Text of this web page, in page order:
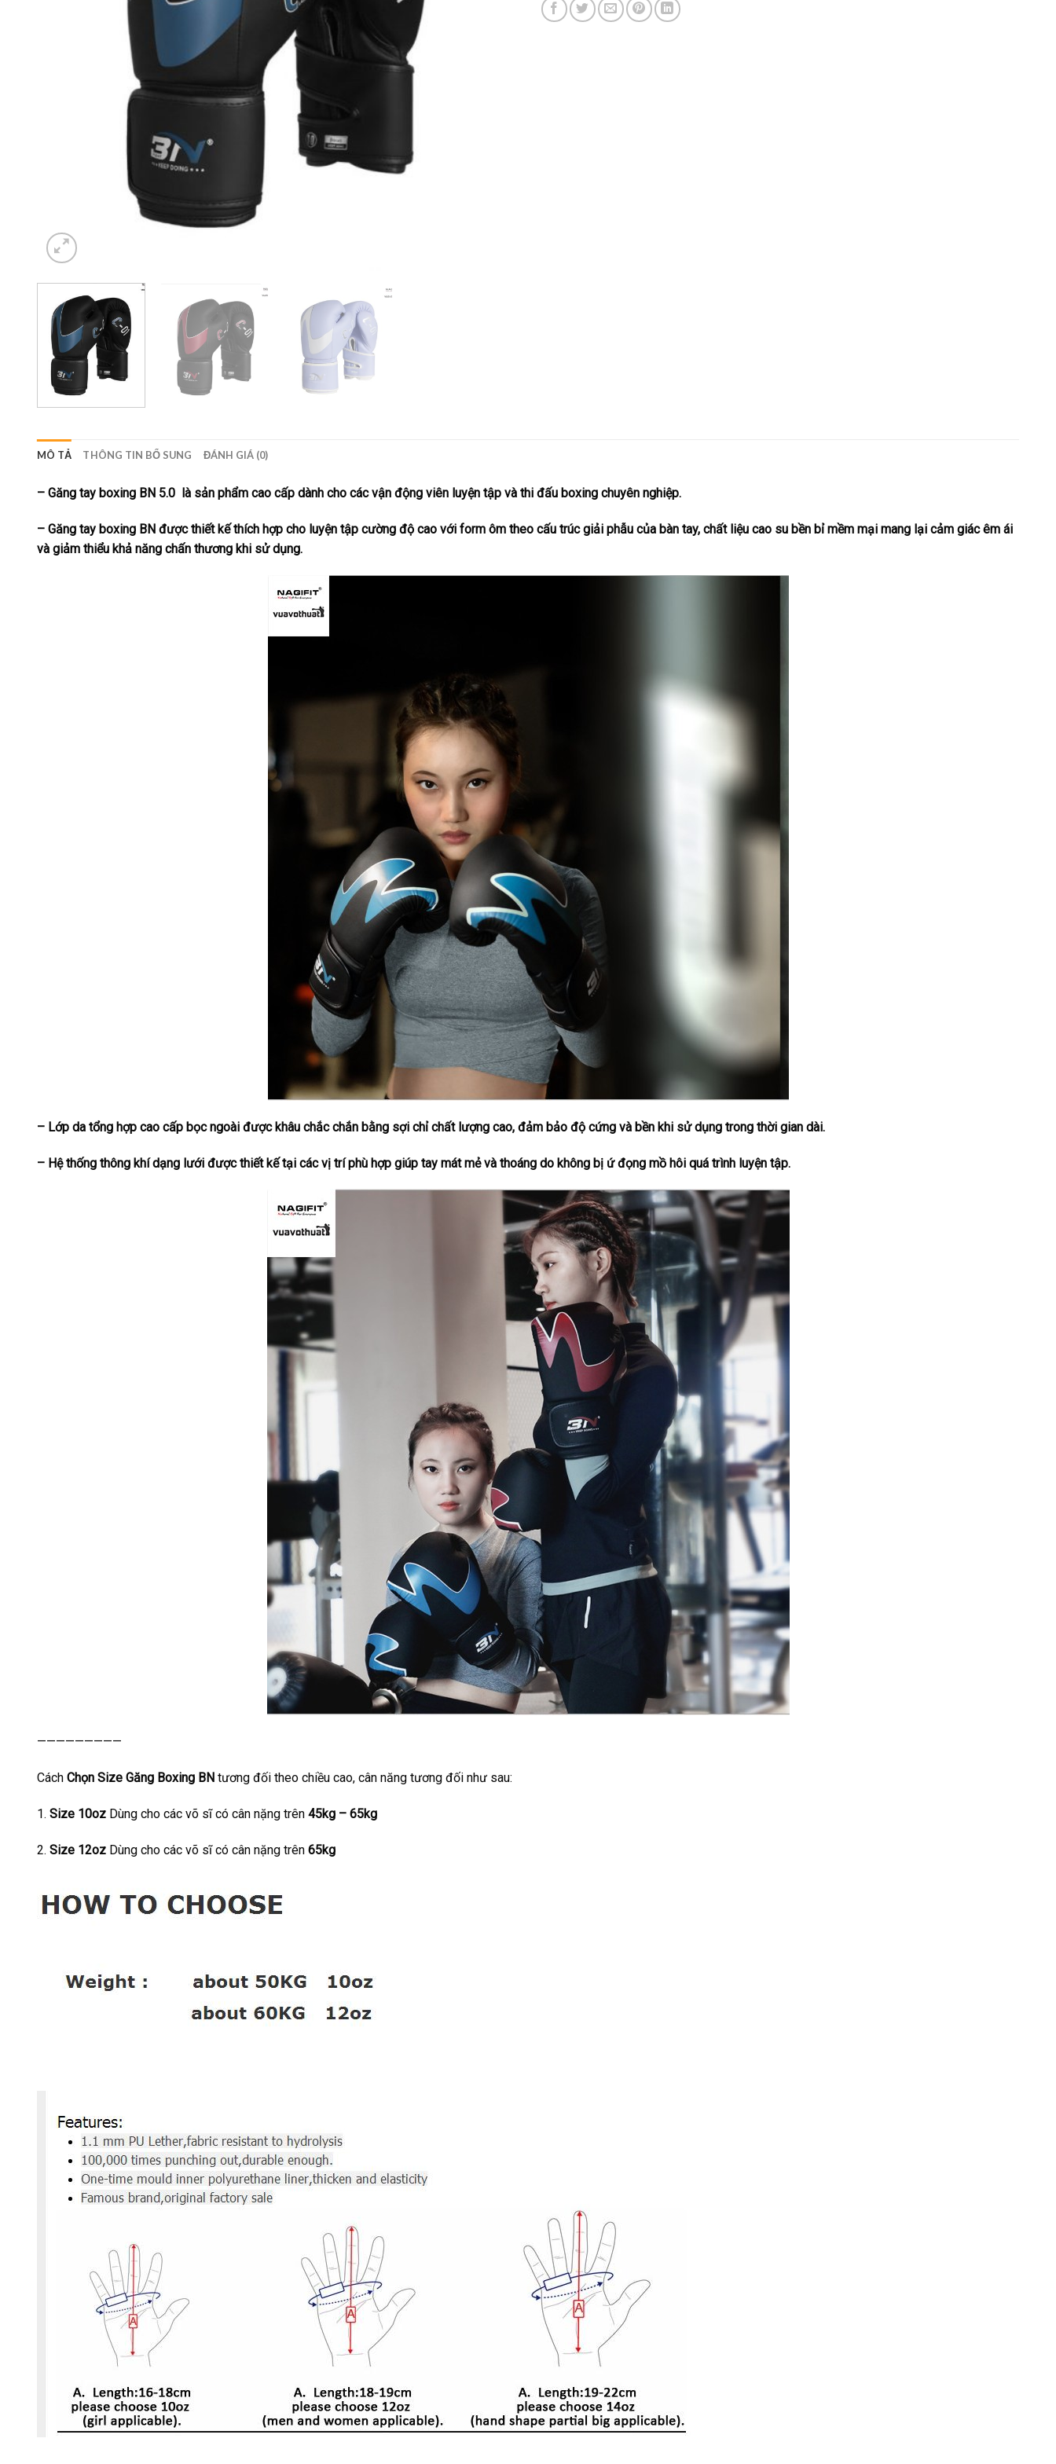
MÔ TẢ THÔNG TIN BỔ SUNG ĐÁNH GIÁ (0)
– Găng tay boxing BN 5.0 là sản phẩm cao cấp dành cho các vận động viên luyện tập và thi đấu boxing chuyên nghiệp.
– Găng tay boxing BN được thiết kế thích hợp cho luyện tập cường độ cao với form ôm theo cấu trúc giải phẫu của bàn tay, chất liệu cao su bền bỉ mềm mại mang lại cảm giác êm ái
và giảm thiểu khả năng chấn thương khi sử dụng.
– Lớp da tổng hợp cao cấp bọc ngoài được khâu chắc chắn bằng sợi chỉ chất lượng cao, đảm bảo độ cứng và bền khi sử dụng trong thời gian dài.
– Hệ thống thông khí dạng lưới được thiết kế tại các vị trí phù hợp giúp tay mát mẻ và thoáng do không bị ứ đọng mồ hôi quá trình luyện tập.
—————————
Cách Chọn Size Găng Boxing BN tương đối theo chiều cao, cân năng tương đối như sau:
1. Size 10oz Dùng cho các võ sĩ có cân nặng trên 45kg – 65kg
2. Size 12oz Dùng cho các võ sĩ có cân nặng trên 65kg